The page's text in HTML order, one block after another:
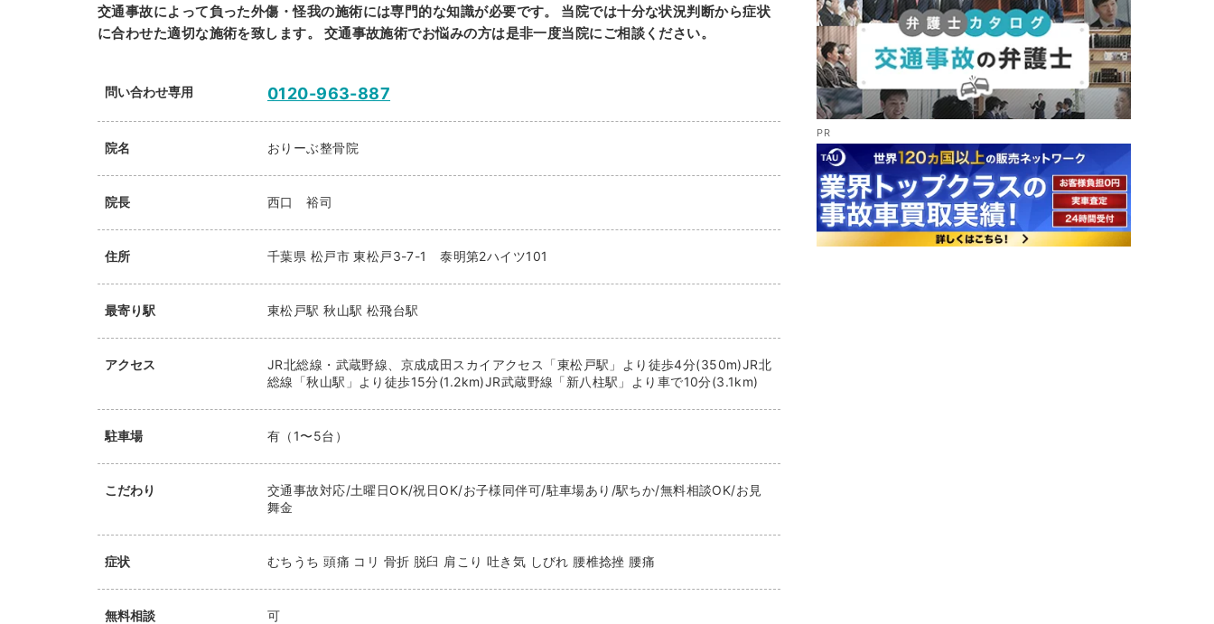
交通事故によって負った外傷・怪我の施術には専門的な知識が必要です。 当院では十分な状況判断から症状
に合わせた適切な施術を致します。 交通事故施術でお悩みの方は是非一度当院にご相談ください。
問い合わせ専用 0120-963-887
院名 おりーぶ整骨院
院長 西口 裕司
住所 千葉県 松戸市 東松戸3-7-1 泰明第2ハイツ101
最寄り駅 東松戸駅 秋山駅 松飛台駅
アクセス
JR北総線・武蔵野線、京成成田スカイアクセス「東松戸駅」より徒歩4分(350m)JR北
総線「秋山駅」より徒歩15分(1.2km)JR武蔵野線「新八柱駅」より車で10分(3.1km)
駐車場 有（1〜5台）
こだわり
交通事故対応/土曜日OK/祝日OK/お子様同伴可/駐車場あり/駅ちか/無料相談OK/お見
舞金
症状 むちうち 頭痛 コリ 骨折 脱臼 肩こり 吐き気 しびれ 腰椎捻挫 腰痛
無料相談 可